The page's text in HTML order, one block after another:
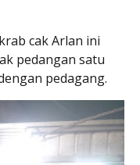
cak Arlan ini
pedangan satu
pedagang.